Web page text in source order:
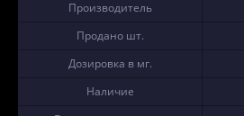
Производитель
Продано шт.
Дозировка в мг.
Наличие